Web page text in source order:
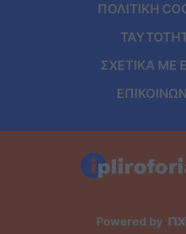
ΠΟΛΙΤΙΚΗ
ΣΧΕΤΙΚΑ ΜΕ
Powered by